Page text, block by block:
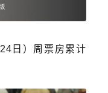
日）周票房累计